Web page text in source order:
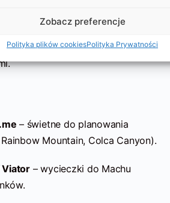
Zobacz preferencje
Polityka plików cookiesPolityka Prywatności
do planowania przejazdów
– świetne do planowania
Mountain, Colca Canyon).
Viator– wycieczki do Machu